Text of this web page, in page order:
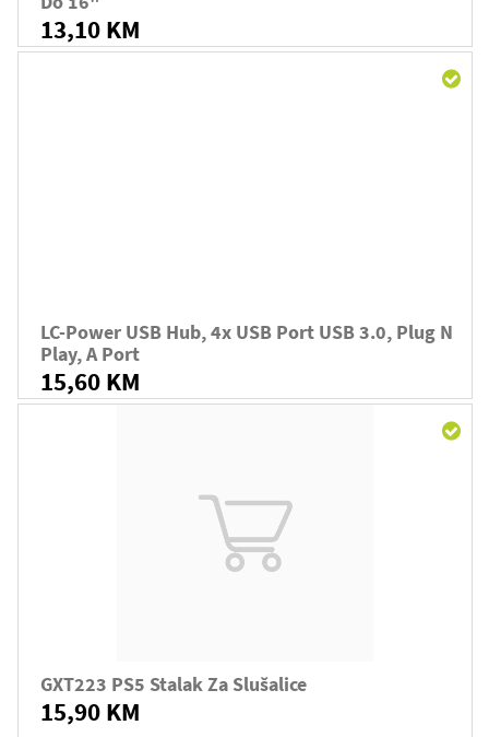
13,10 KM
LC-Power USB Hub, 4x USB Port USB 3.0, Plug N
Play, A Port
15,60 KM
GXT223 PS5 Stalak Za Slušalice
15,90 KM